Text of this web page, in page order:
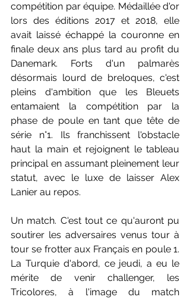
compétition par équipe. Médaillée d'or
lors des éditions 2017 et 2018, elle
avait laissé échappé la couronne en
finale deux ans plus tard au profit du
Danemark. Forts d'un palmarès
désormais lourd de breloques, c'est
pleins d'ambition que les Bleuets
entamaient la compétition par la
phase de poule en tant que tête de
série n°1. Ils franchissent l'obstacle
haut la main et rejoignent le tableau
principal en assumant pleinement leur
statut, avec le luxe de laisser Alex
Lanier au repos.
Un match. C'est tout ce qu'auront pu
soutirer les adversaires venus tour à
tour se frotter aux Français en poule 1.
La Turquie d'abord, ce jeudi, a eu le
mérite de venir challenger, les
Tricolores, à l'image du match